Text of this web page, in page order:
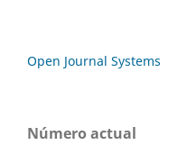
Open Journal Systems
Número actual